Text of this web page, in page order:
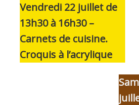
Vendredi 22 juillet de
13h30 à 16h30 –
Carnets de cuisine.
Croquis à l’acrylique